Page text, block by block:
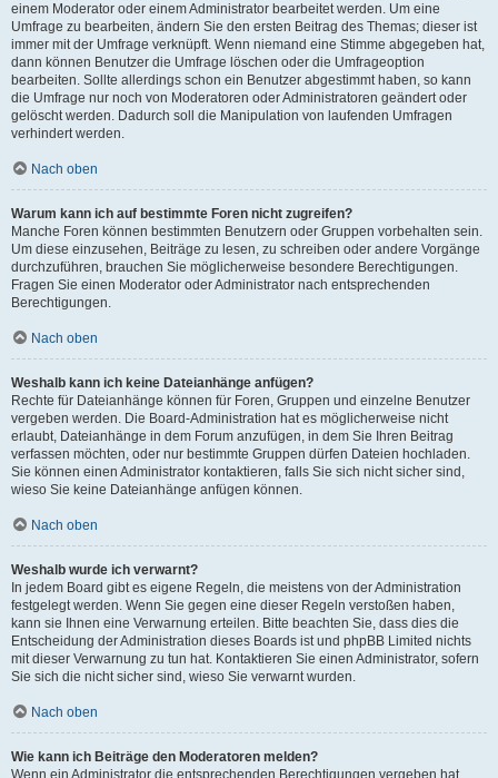
einem Moderator oder einem Administrator bearbeitet werden. Um eine
Umfrage zu bearbeiten, ändern Sie den ersten Beitrag des Themas; dieser ist
immer mit der Umfrage verknüpft. Wenn niemand eine Stimme abgegeben hat,
dann können Benutzer die Umfrage löschen oder die Umfrageoption
bearbeiten. Sollte allerdings schon ein Benutzer abgestimmt haben, so kann
die Umfrage nur noch von Moderatoren oder Administratoren geändert oder
gelöscht werden. Dadurch soll die Manipulation von laufenden Umfragen
verhindert werden.
Nach oben
Warum kann ich auf bestimmte Foren nicht zugreifen?
Manche Foren können bestimmten Benutzern oder Gruppen vorbehalten sein.
Um diese einzusehen, Beiträge zu lesen, zu schreiben oder andere Vorgänge
durchzuführen, brauchen Sie möglicherweise besondere Berechtigungen.
Fragen Sie einen Moderator oder Administrator nach entsprechenden
Berechtigungen.
Nach oben
Weshalb kann ich keine Dateianhänge anfügen?
Rechte für Dateianhänge können für Foren, Gruppen und einzelne Benutzer
vergeben werden. Die Board-Administration hat es möglicherweise nicht
erlaubt, Dateianhänge in dem Forum anzufügen, in dem Sie Ihren Beitrag
verfassen möchten, oder nur bestimmte Gruppen dürfen Dateien hochladen.
Sie können einen Administrator kontaktieren, falls Sie sich nicht sicher sind,
wieso Sie keine Dateianhänge anfügen können.
Nach oben
Weshalb wurde ich verwarnt?
In jedem Board gibt es eigene Regeln, die meistens von der Administration
festgelegt werden. Wenn Sie gegen eine dieser Regeln verstoßen haben,
kann sie Ihnen eine Verwarnung erteilen. Bitte beachten Sie, dass dies die
Entscheidung der Administration dieses Boards ist und phpBB Limited nichts
mit dieser Verwarnung zu tun hat. Kontaktieren Sie einen Administrator, sofern
Sie sich die nicht sicher sind, wieso Sie verwarnt wurden.
Nach oben
Wie kann ich Beiträge den Moderatoren melden?
Wenn ein Administrator die entsprechenden Berechtigungen vergeben hat,